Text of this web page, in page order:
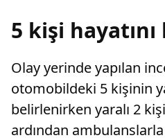
5 kişi
Olay yerinde yapılan
otomobildeki 5 kişinin
belirlenirken yaralı 2
ardından